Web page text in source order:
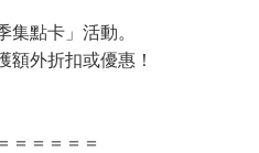
點卡」活動。
額外折扣或優惠！
＝＝＝＝＝